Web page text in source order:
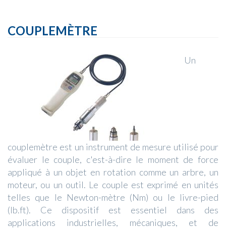
COUPLEMÈTRE
Un
couplemètre est un instrument de mesure utilisé pour
évaluer le couple, c'est-à-dire le moment de force
appliqué à un objet en rotation comme un arbre, un
moteur, ou un outil. Le couple est exprimé en unités
telles que le Newton-mètre (Nm) ou le livre-pied
(lb.ft). Ce dispositif est essentiel dans des
applications industrielles, mécaniques, et de